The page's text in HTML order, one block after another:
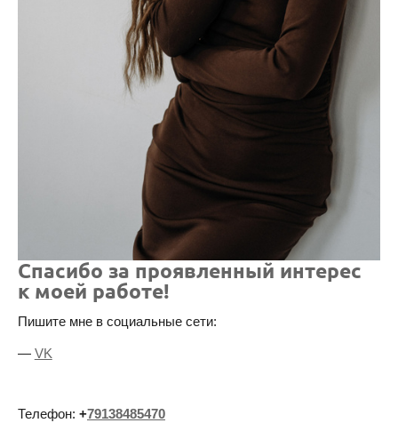
Спасибо за проявленный интерес
к моей работе!
Пишите мне в социальные сети:
VK
Телефон: +79138485470